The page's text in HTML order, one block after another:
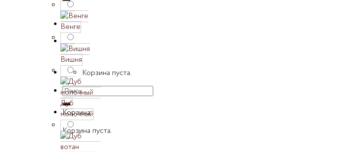
Корзина пуста.
Искать:
Корзина
Корзина пуста.
Венге
Вишня
Дуб
молочный